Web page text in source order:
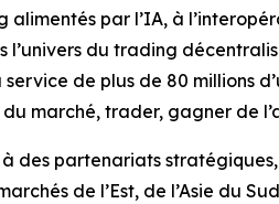
par l’IA, à
l’univers du trading
de plus de 80 millions
marché, trader, gagner de
des partenariats
de l’Est, de l’Asie du